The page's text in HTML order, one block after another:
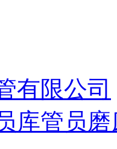
有限公司
库管员